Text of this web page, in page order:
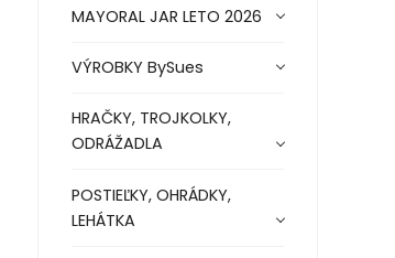
MAYORAL JAR LETO 2026
VÝROBKY BySues
HRAČKY, TROJKOLKY,
ODRÁŽADLA
POSTIEĽKY, OHRÁDKY,
LEHÁTKA